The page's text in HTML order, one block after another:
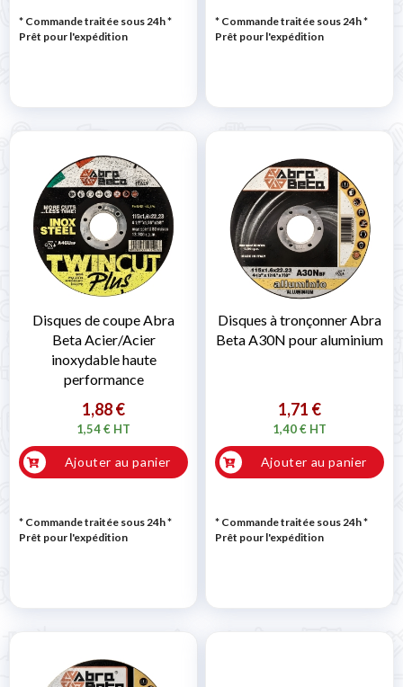
* Commande traitée sous 24h*
Prêt pour l'expédition
* Commande traitée sous 24h*
Prêt pour l'expédition
Disques de coupe Abra
Beta Acier/Acier
inoxydable haute
performance
1,88 €
1,54 € HT
Ajouter au panier
* Commande traitée sous 24h*
Prêt pour l'expédition
Disques à tronçonner Abra
Beta A30N pour aluminium
1,71 €
1,40 € HT
Ajouter au panier
* Commande traitée sous 24h*
Prêt pour l'expédition